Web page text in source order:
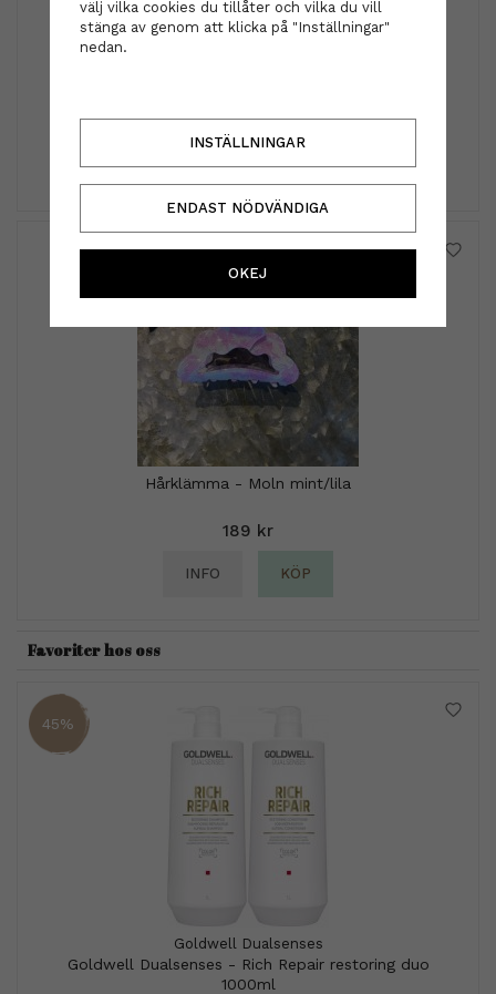
235 kr
INFO KÖP
Hårklämma - Moln mint/lila
189 kr
INFO KÖP
Favoriter hos oss
45%
Goldwell Dualsenses
Goldwell Dualsenses - Rich Repair restoring duo
1000ml
välj vilka cookies du tillåter och vilka du vill
stänga av genom att klicka på "Inställningar"
nedan.
INSTÄLLNINGAR
ENDAST NÖDVÄNDIGA
OKEJ